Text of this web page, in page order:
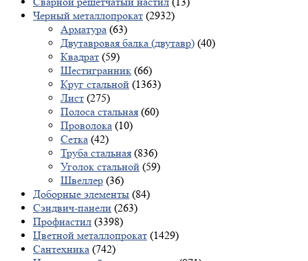
Черный металлопрокат (2932)
Арматура (63)
Двутавровая балка (двутавр) (40)
Квадрат (59)
Шестигранник (66)
Круг стальной (1363)
Лист (275)
Полоса стальная (60)
Проволока (10)
Сетка (42)
Труба стальная (836)
Уголок стальной (59)
Швеллер (36)
Доборные элементы (84)
Сэндвич-панели (263)
Профнастил (3398)
Цветной металлопрокат (1429)
Сантехника (742)